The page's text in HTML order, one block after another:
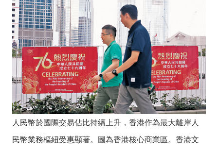
人民幣於國際交易佔比持續上升，香港作為最大離岸人
民幣業務樞紐受惠顯著。圖為香港核心商業區。香港文